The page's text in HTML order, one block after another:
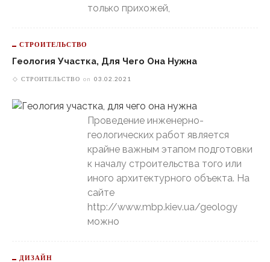
только прихожей,
СТРОИТЕЛЬСТВО
Геология Участка, Для Чего Она Нужна
СТРОИТЕЛЬСТВО on 03.02.2021
Проведение инженерно-
геологических работ является
крайне важным этапом подготовки
к началу строительства того или
иного архитектурного объекта. На
сайте
http://www.mbp.kiev.ua/geology
можно
ДИЗАЙН